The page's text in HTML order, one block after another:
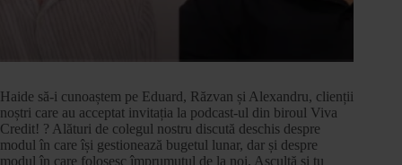
Haide să-i cunoaștem pe Eduard, Răzvan și Alexandru, clienții
noștri care au acceptat invitația la podcast-ul din biroul Viva
Credit! ? Alături de colegul nostru discută deschis despre
modul în care își gestionează bugetul lunar, dar și despre
modul în care folosesc împrumutul de la noi. Ascultă și tu